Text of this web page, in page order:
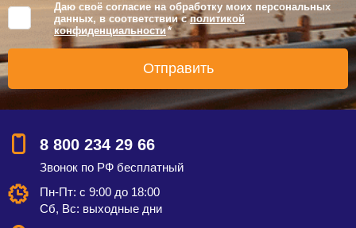
Даю своё согласие на обработку моих персональных
данных, в соответствии сполитикой
конфиденциальности *
8 800 234 29 66
Звонок по РФ бесплатный
Пн-Пт: с 9:00 до 18:00
Сб, Вс: выходные дни